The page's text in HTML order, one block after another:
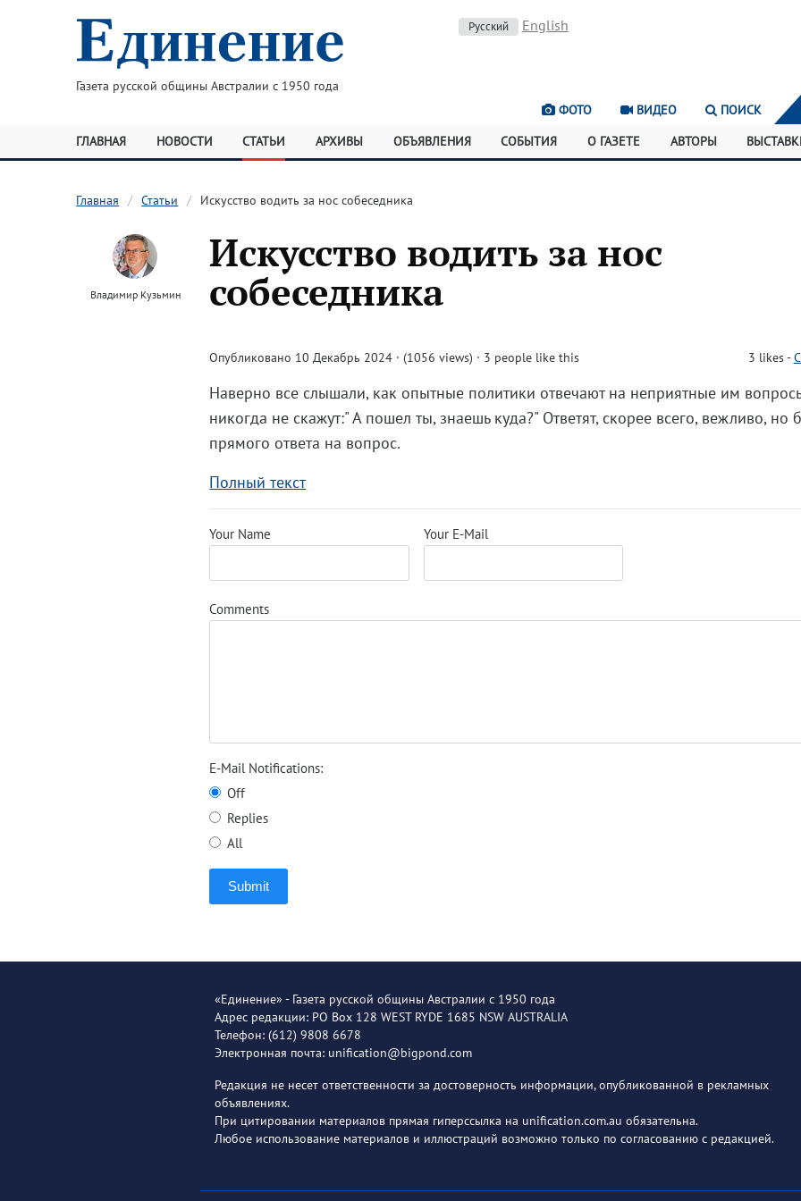
Газета русской общины Австралии с 1950 года
Русский English
ФОТО ВИДЕО
ПОИСК
ГЛАВНАЯ
НОВОСТИ СТАТЬИ АРХИВЫ ОБЪЯВЛЕНИЯ СОБЫТИЯ О ГАЗЕТЕ АВТОРЫ
Главная Статьи Искусство водить за нос собеседника
Владимир Кузьмин
Искусство водить за нос
собеседника
Опубликовано 10 Декабрь 2024 · (1056 views) · 3 people like this 3 likes-
Наверно все слышали, как опытные политики отвечают на неприятные им
никогда не скажут:" А пошел ты, знаешь куда?" Ответят, скорее всего, вежливо, но
прямого ответа на вопрос.
Полный текст
Your Name Your E-Mail
Comments
E-Mail Notifications:
Off
Replies
All
Submit
«Единение» - Газета русской общины Австралии с 1950 года
Адрес редакции: PO Box 128 WEST RYDE 1685 NSW AUSTRALIA
Телефон: (612) 9808 6678
Электронная почта: unification@bigpond.com
Редакция не несет ответственности за достоверность информации, опубликованной в рекламных
объявлениях.
При цитировании материалов прямая гиперссылка на unification.com.au обязательна.
Любое использование материалов и иллюстраций возможно только по согласованию с редакцией.